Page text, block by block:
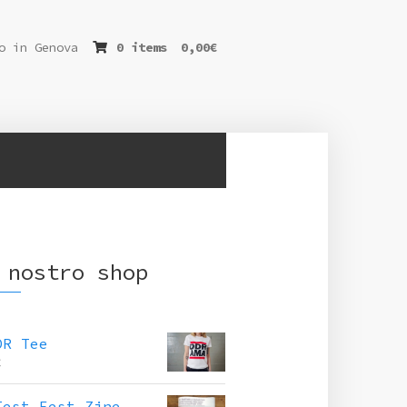
in Genova 0 items 0,00€
shop
Tee